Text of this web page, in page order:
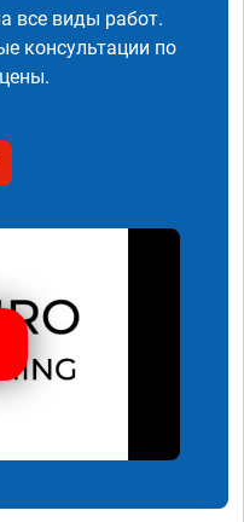
все виды работ.
консультации по